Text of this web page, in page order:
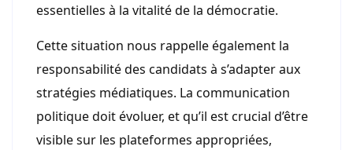
essentielles à la vitalité de la démocratie.
Cette situation nous rappelle également la
responsabilité des candidats à s’adapter aux
stratégies médiatiques. La communication
politique doit évoluer, et qu’il est crucial d’être
visible sur les plateformes appropriées,